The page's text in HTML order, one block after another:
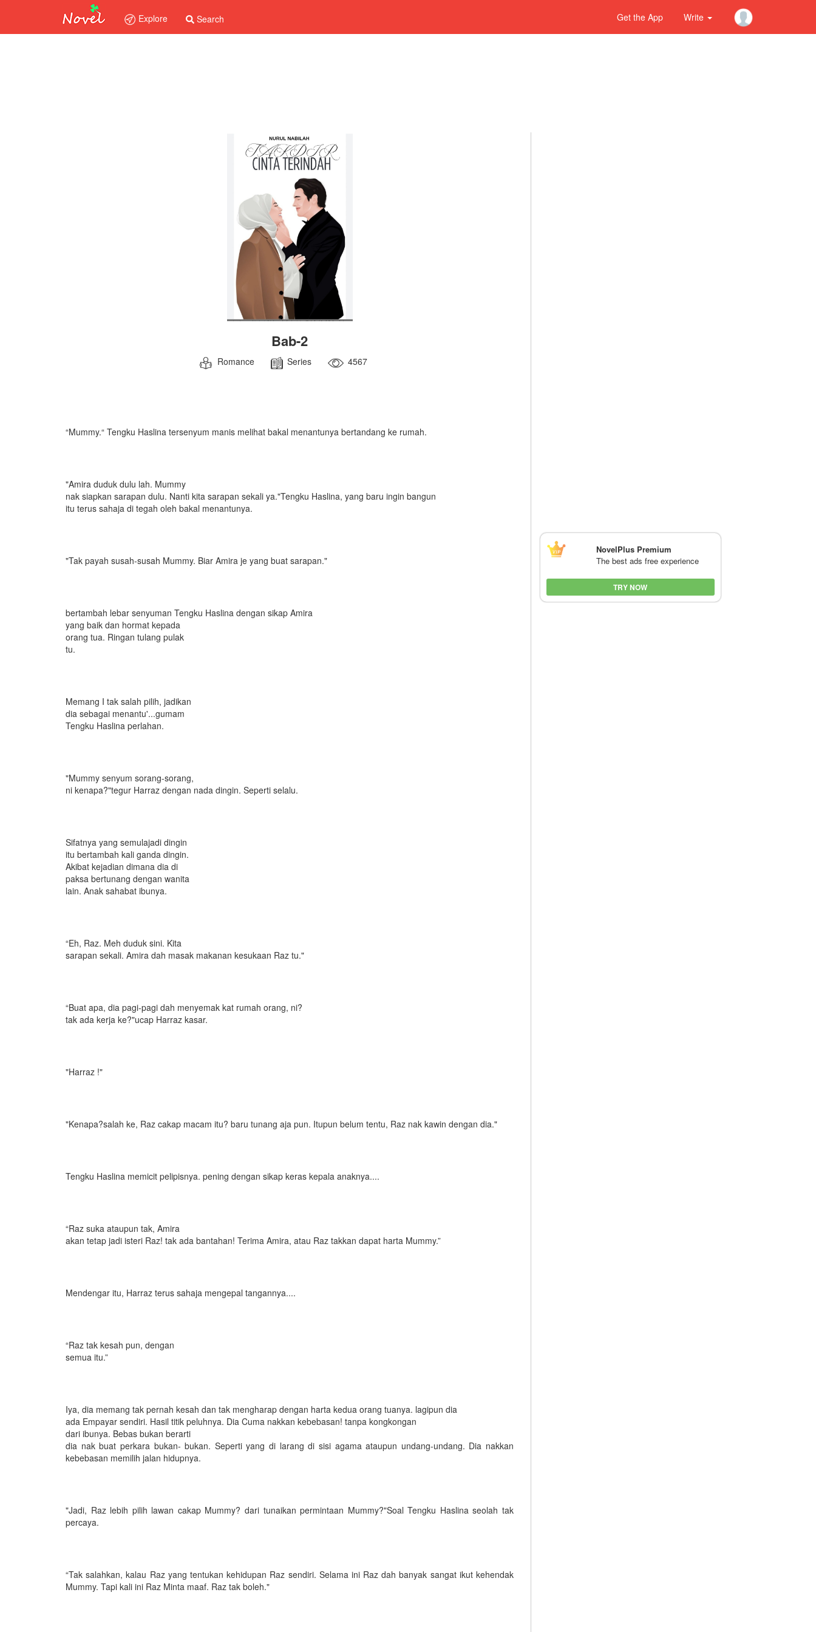
Explore Search Get the App Write
Bab-2
Romance Series 4567
“Mummy.“ Tengku Haslina tersenyum manis melihat bakal menantunya bertandang ke rumah.
"Amira duduk dulu lah. Mummy
nak siapkan sarapan dulu. Nanti kita sarapan sekali ya."Tengku Haslina, yang baru ingin bangun
itu terus sahaja di tegah oleh bakal menantunya.
"Tak payah susah-susah Mummy. Biar Amira je yang buat sarapan."
bertambah lebar senyuman Tengku Haslina dengan sikap Amira
yang baik dan hormat kepada
orang tua. Ringan tulang pulak
tu.
Memang I tak salah pilih, jadikan
dia sebagai menantu'...gumam
Tengku Haslina perlahan.
"Mummy senyum sorang-sorang,
ni kenapa?"tegur Harraz dengan nada dingin. Seperti selalu.
Sifatnya yang semulajadi dingin
itu bertambah kali ganda dingin.
Akibat kejadian dimana dia di
paksa bertunang dengan wanita
lain. Anak sahabat ibunya.
“Eh, Raz. Meh duduk sini. Kita
sarapan sekali. Amira dah masak makanan kesukaan Raz tu."
“Buat apa, dia pagi-pagi dah menyemak kat rumah orang, ni?
tak ada kerja ke?"ucap Harraz kasar.
"Harraz !"
"Kenapa?salah ke, Raz cakap macam itu? baru tunang aja pun. Itupun belum tentu, Raz nak kawin dengan dia."
Tengku Haslina memicit pelipisnya. pening dengan sikap keras kepala anaknya....
“Raz suka ataupun tak, Amira
akan tetap jadi isteri Raz! tak ada bantahan! Terima Amira, atau Raz takkan dapat harta Mummy.”
Mendengar itu, Harraz terus sahaja mengepal tangannya....
“Raz tak kesah pun, dengan
semua itu.”
Iya, dia memang tak pernah kesah dan tak mengharap dengan harta kedua orang tuanya. lagipun dia
ada Empayar sendiri. Hasil titik peluhnya. Dia Cuma nakkan kebebasan! tanpa kongkongan
dari ibunya. Bebas bukan berarti
dia nak buat perkara bukan- bukan. Seperti yang di larang di sisi agama ataupun undang-undang. Dia nakkan
kebebasan memilih jalan hidupnya.
"Jadi, Raz lebih pilih lawan cakap Mummy? dari tunaikan permintaan Mummy?"Soal Tengku Haslina seolah tak
percaya.
“Tak salahkan, kalau Raz yang tentukan kehidupan Raz sendiri. Selama ini Raz dah banyak sangat ikut kehendak
Mummy. Tapi kali ini Raz Minta maaf. Raz tak boleh."
NovelPlus Premium
The best ads free experience
TRY NOW